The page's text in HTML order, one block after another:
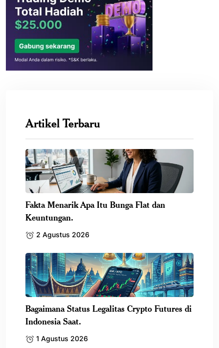
Artikel Terbaru
Fakta Menarik Apa Itu Bunga Flat dan
Keuntungan.
2 Agustus 2026
Bagaimana Status Legalitas Crypto Futures di
Indonesia Saat.
1 Agustus 2026